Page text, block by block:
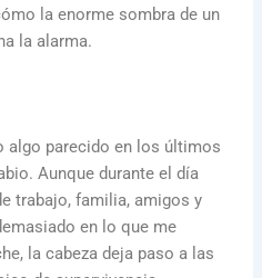
la enorme sombra de un
la alarma.
algo parecido en los últimos
Aunque durante el día
trabajo, familia, amigos y
en lo que me
la cabeza deja paso a las